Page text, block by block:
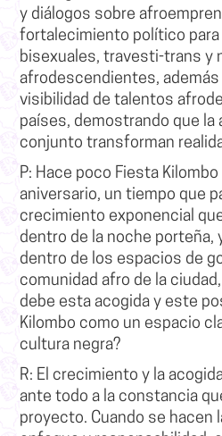
y diálogos sobre
fortalecimiento político para
bisexuales, travesti-trans y
afrodescendientes,
visibilidad de talentos
países, demostrando que la
conjunto transforman
P: Hace poco Fiesta
aniversario, un tiempo que
crecimiento exponencial
dentro de la noche porteña,
dentro de los espacios de
comunidad afro de la
debe esta acogida y este
Kilombo como un espacio
cultura negra?
R: El crecimiento y la
ante todo a la constancia
proyecto. Cuando se hacen